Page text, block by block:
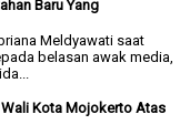
Baru Yang
Meldyawati saat
belasan awak media,
Kota Mojokerto Atas